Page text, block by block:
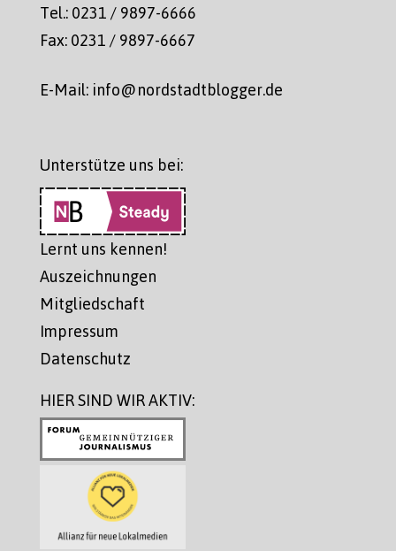
Tel.: 0231 / 9897-6666
Fax: 0231 / 9897-6667
E-Mail: info@nordstadtblogger.de
Unterstütze uns bei:
Lernt uns kennen!
Auszeichnungen
Mitgliedschaft
Impressum
Datenschutz
HIER SIND WIR AKTIV: